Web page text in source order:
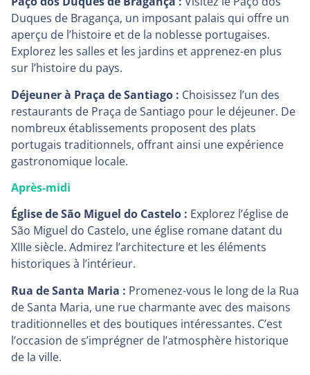
Duques de Bragança, un imposant palais qui offre un
aperçu de l’histoire et de la noblesse portugaises.
Explorez les salles et les jardins et apprenez-en plus
sur l’histoire du pays.
Déjeuner à Praça de Santiago : Choisissez l’un des
restaurants de Praça de Santiago pour le déjeuner. De
nombreux établissements proposent des plats
portugais traditionnels, offrant ainsi une expérience
gastronomique locale.
Après-midi
Église de São Miguel do Castelo : Explorez l’église de
São Miguel do Castelo, une église romane datant du
XIIIe siècle. Admirez l’architecture et les éléments
historiques à l’intérieur.
Rua de Santa Maria : Promenez-vous le long de la Rua
de Santa Maria, une rue charmante avec des maisons
traditionnelles et des boutiques intéressantes. C’est
l’occasion de s’imprégner de l’atmosphère historique
de la ville.